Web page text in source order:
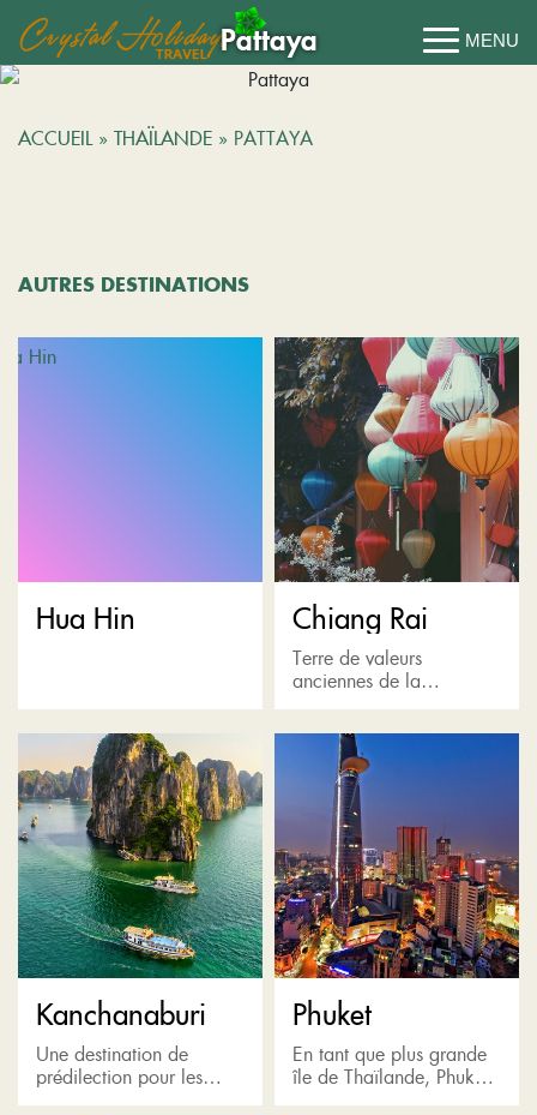
Pattaya
ACCUEIL» THAÏLANDE » PATTAYA
AUTRES DESTINATIONS
Hua Hin Chiang Rai
Terre de valeurs
anciennes de la
Thaïlande, Chiang Rai
montagneuses
spectaculaires, des
sanctuaires bouddhistes,
des ruines architecturales
et des villages de...
Kanchanaburi
Une destination de
prédilection pour les
passionnés d'histoire et
Phuket
En tant que plus grande
île de Thaïlande, Phuket
abrite de nombreux